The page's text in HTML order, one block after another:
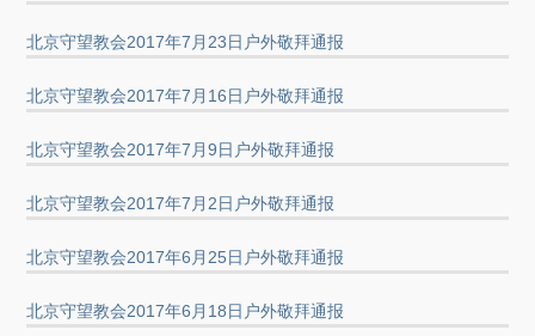
北京守望教会2017年7月23日户外敬拜通报
北京守望教会2017年7月16日户外敬拜通报
北京守望教会2017年7月9日户外敬拜通报
北京守望教会2017年7月2日户外敬拜通报
北京守望教会2017年6月25日户外敬拜通报
北京守望教会2017年6月18日户外敬拜通报